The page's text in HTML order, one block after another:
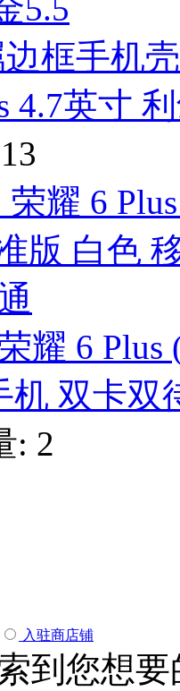
框手机
4.7英寸
耀 6
机 双卡双
: 2
入驻商店铺
到您想